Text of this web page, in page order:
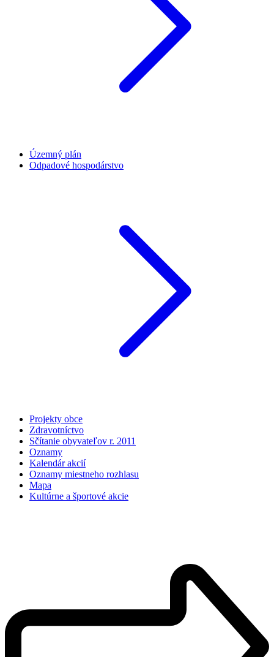
Územný plán
Odpadové hospodárstvo
Projekty obce
Zdravotníctvo
Sčítanie obyvateľov r. 2011
Oznamy
Kalendár akcií
Oznamy miestneho rozhlasu
Mapa
Kultúrne a športové akcie